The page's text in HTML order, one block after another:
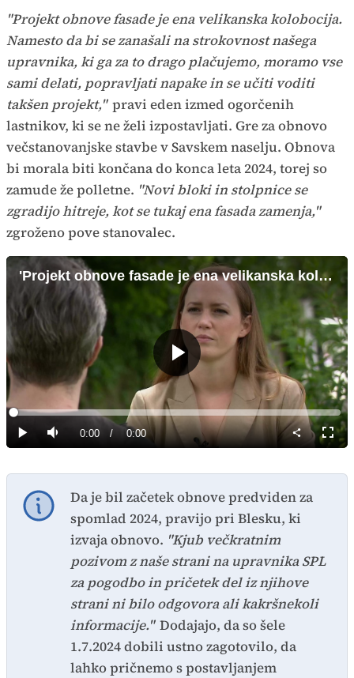
"Projekt obnove fasade je ena velikanska kolobocija.
Namesto da bi se zanašali na strokovnost našega
upravnika, ki ga za to drago plačujemo, moramo vse
sami delati, popravljati napake in se učiti voditi
takšen projekt," pravi eden izmed ogorčenih
lastnikov, ki se ne želi izpostavljati. Gre za obnovo
večstanovanjske stavbe v Savskem naselju. Obnova
bi morala biti končana do konca leta 2024, torej so
zamude že polletne. "Novi bloki in stolpnice se
zgradijo hitreje, kot se tukaj ena fasada zamenja,"
zgroženo pove stanovalec.
'Projekt obnove fasade je ena velikanska kolobocija'
Predvajaj
PredvajajTiho Current
0:00 / Duration
0:00
Loaded:
0%
način
Da je bil začetek obnove predviden za
spomlad 2024, pravijo pri Blesku, ki
izvaja obnovo. "Kjub večkratnim
pozivom z naše strani na upravnika SPL
za pogodbo in pričetek del iz njihove
strani ni bilo odgovora ali kakršnekoli
informacije." Dodajajo, da so šele
1.7.2024 dobili ustno zagotovilo, da
lahko pričnemo s postavljanjem